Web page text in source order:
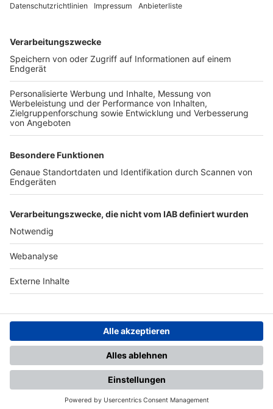
TOP-VEREINE
TOP-PARTNER
Nutzungsbedingungen Datenschutz Impressum